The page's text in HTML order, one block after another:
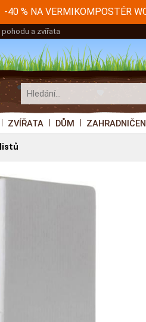
-40 % NA VERMIKOMPOSTÉR
a zvířata
ZVÍŘATA DŮM